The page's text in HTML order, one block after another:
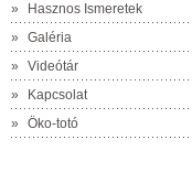
»
Hasznos Ismeretek
»
Galéria
»
Videótár
»
Kapcsolat
»
Öko-totó